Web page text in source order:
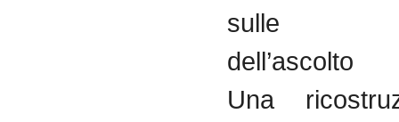
sulle
dell’ascolto
Una